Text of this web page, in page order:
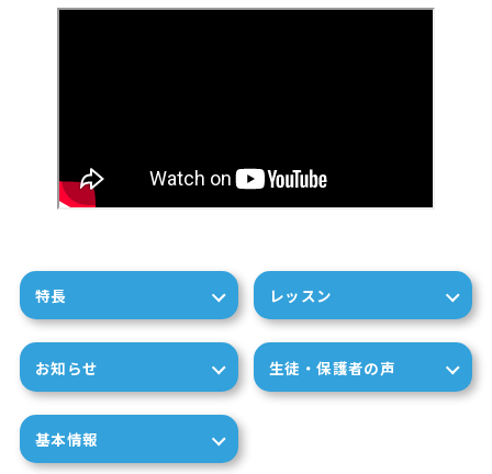
特長 レッスン
お知らせ 生徒・保護者の声
基本情報